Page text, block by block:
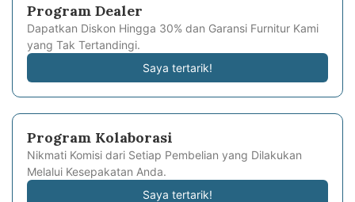
Program Dealer
Dapatkan Diskon Hingga 30% dan Garansi Furnitur Kami
yang Tak Tertandingi.
Saya tertarik!
Program Kolaborasi
Nikmati Komisi dari Setiap Pembelian yang Dilakukan
Melalui Kesepakatan Anda.
Saya tertarik!